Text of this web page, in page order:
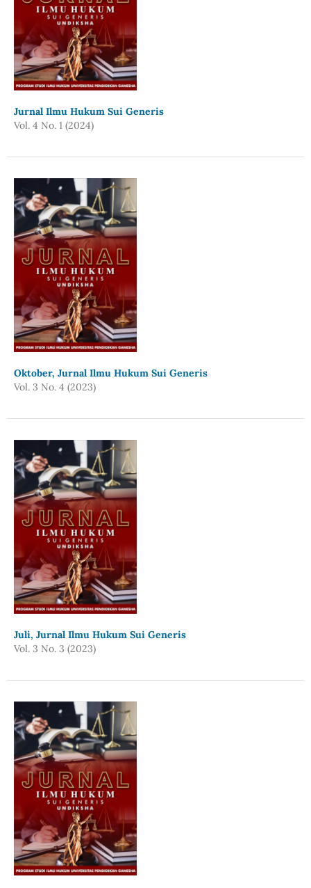
Jurnal Ilmu Hukum Sui Generis
Vol. 4 No. 1 (2024)
Oktober, Jurnal Ilmu Hukum Sui Generis
Vol. 3 No. 4 (2023)
Juli, Jurnal Ilmu Hukum Sui Generis
Vol. 3 No. 3 (2023)